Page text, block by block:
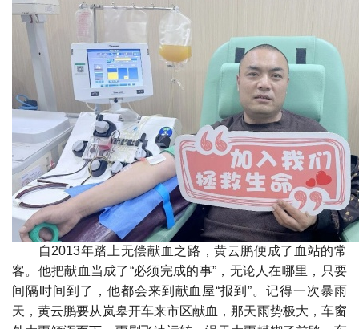
自2013年踏上无偿献血之路，黄云鹏便成了血站的常
客。他把献血当成了“必须完成的事”，无论人在哪里，只要
间隔时间到了，他都会来到献血屋“报到”。记得一次暴雨
天，黄云鹏要从岚皋开车来市区献血，那天雨势极大，车窗